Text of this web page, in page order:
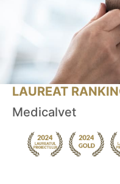
LAUREAT
Medicalvet